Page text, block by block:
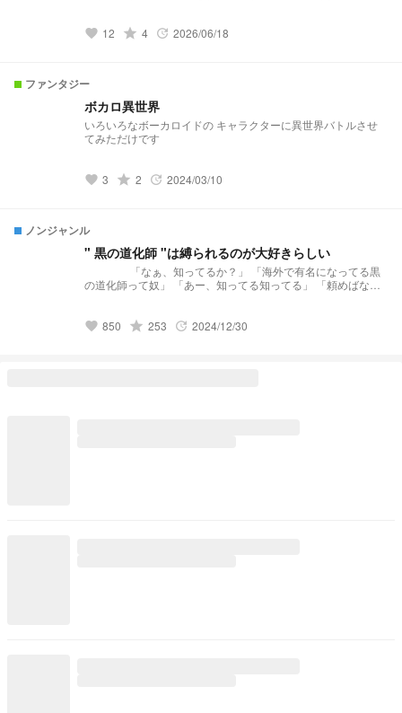
溜めだよ。 ここにいる奴らはみんな、それぞれの重篤な疾患
こで生きるなら、覚えておくべきこと。 この都市で、自分の
病名と異能を騙ることは、殺人にも等しい規律違反。 命を削
るような病も、その手にある異能も、嘘偽りのないキミ自身。
必死にもがいて、苦しんで死んでね。 それが、アイリスワー
ドの子供たちに敷かれたレールだから。
favorite 12 grade 4 update 2026/06/18
ファンタジー
ボカロ異世界
いろいろなボーカロイドの キャラクターに異世界バトルさせ
てみただけです
favorite 3 grade 2 update 2024/03/10
ノンジャンル
" 黒の道化師 "は縛られるのが大好きらしい
の道化師って奴」 「あー、知ってる知ってる」 「頼めばなん
ー、何で依存したらダメなんだ?」 「何でも、自分が黒の道化
favorite 850 grade 253 update 2024/12/30